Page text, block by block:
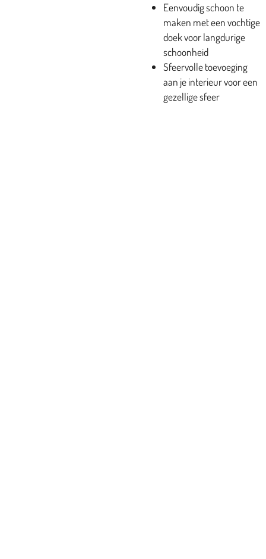
Eenvoudig schoon te
maken met een vochtige
doek voor langdurige
schoonheid
Sfeervolle toevoeging
aan je interieur voor een
gezellige sfeer